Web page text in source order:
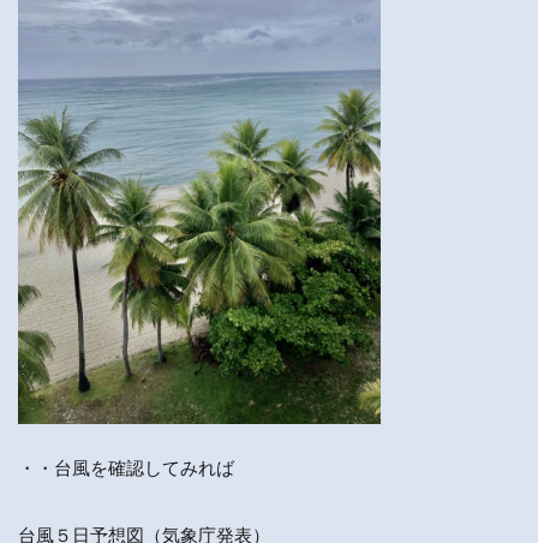
・・台風を確認してみれば
台風５日予想図（気象庁発表）